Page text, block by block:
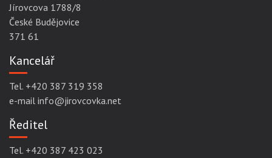
Jírovcova 1788/8
České Budějovice
371 61
Kancelář
Tel. +420 387 319 358
e-mail info@jirovcovka.net
Ředitel
Tel. +420 387 423 023